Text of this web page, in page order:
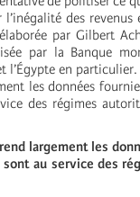
des revenus
par Gilbert
par la Banque
l’Égypte en
les données
des régimes
largement les
au service des